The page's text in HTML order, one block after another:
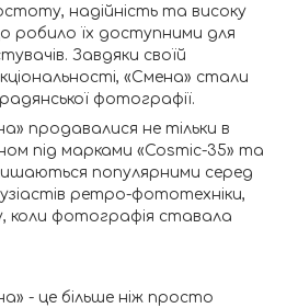
надійність та високу
робило їх доступними для
Завдяки своїй
«Смена» стали
фотографії.
продавалися не тільки в
під марками «Cosmic-35» та
популярними серед
ретро-фототехніки,
коли фотографія ставала
- це більше ніж просто